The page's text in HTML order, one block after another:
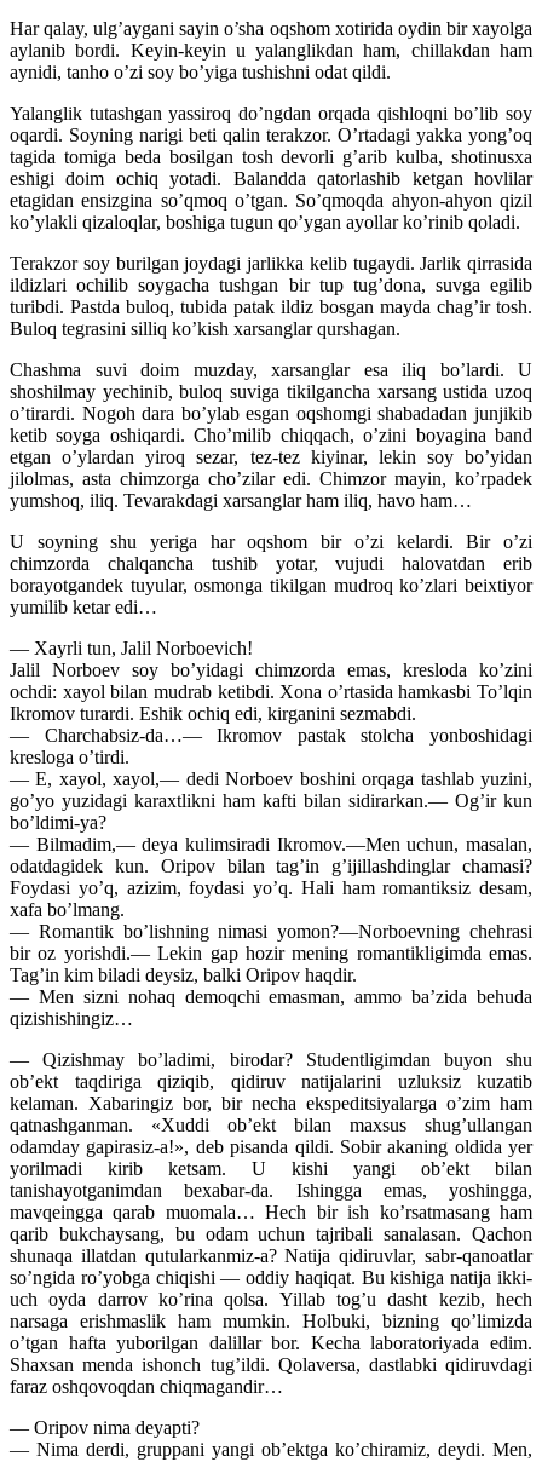
Har qalay, ulg’aygani sayin o’sha oqshom xotirida oydin bir xayolga
aylanib bordi. Keyin-keyin u yalanglikdan ham, chillakdan ham
aynidi, tanho o’zi soy bo’yiga tushishni odat qildi.
Yalanglik tutashgan yassiroq do’ngdan orqada qishloqni bo’lib soy
oqardi. Soyning narigi beti qalin terakzor. O’rtadagi yakka yong’oq
tagida tomiga beda bosilgan tosh devorli g’arib kulba, shotinusxa
eshigi doim ochiq yotadi. Balandda qatorlashib ketgan hovlilar
etagidan ensizgina so’qmoq o’tgan. So’qmoqda ahyon-ahyon qizil
ko’ylakli qizaloqlar, boshiga tugun qo’ygan ayollar ko’rinib qoladi.
Terakzor soy burilgan joydagi jarlikka kelib tugaydi. Jarlik qirrasida
ildizlari ochilib soygacha tushgan bir tup tug’dona, suvga egilib
turibdi. Pastda buloq, tubida patak ildiz bosgan mayda chag’ir tosh.
Buloq tegrasini silliq ko’kish xarsanglar qurshagan.
Chashma suvi doim muzday, xarsanglar esa iliq bo’lardi. U
shoshilmay yechinib, buloq suviga tikilgancha xarsang ustida uzoq
o’tirardi. Nogoh dara bo’ylab esgan oqshomgi shabadadan junjikib
ketib soyga oshiqardi. Cho’milib chiqqach, o’zini boyagina band
etgan o’ylardan yiroq sezar, tez-tez kiyinar, lekin soy bo’yidan
jilolmas, asta chimzorga cho’zilar edi. Chimzor mayin, ko’rpadek
yumshoq, iliq. Tevarakdagi xarsanglar ham iliq, havo ham…
U soyning shu yeriga har oqshom bir o’zi kelardi. Bir o’zi
chimzorda chalqancha tushib yotar, vujudi halovatdan erib
borayotgandek tuyular, osmonga tikilgan mudroq ko’zlari beixtiyor
yumilib ketar edi…
— Xayrli tun, Jalil Norboevich!
Jalil Norboev soy bo’yidagi chimzorda emas, kresloda ko’zini
ochdi: xayol bilan mudrab ketibdi. Xona o’rtasida hamkasbi To’lqin
Ikromov turardi. Eshik ochiq edi, kirganini sezmabdi.
— Charchabsiz-da…— Ikromov pastak stolcha yonboshidagi
kresloga o’tirdi.
— E, xayol, xayol,— dedi Norboev boshini orqaga tashlab yuzini,
go’yo yuzidagi karaxtlikni ham kafti bilan sidirarkan.— Og’ir kun
bo’ldimi-ya?
— Bilmadim,— deya kulimsiradi Ikromov.—Men uchun, masalan,
odatdagidek kun. Oripov bilan tag’in g’ijillashdinglar chamasi?
Foydasi yo’q, azizim, foydasi yo’q. Hali ham romantiksiz desam,
xafa bo’lmang.
— Romantik bo’lishning nimasi yomon?—Norboevning chehrasi
bir oz yorishdi.— Lekin gap hozir mening romantikligimda emas.
Tag’in kim biladi deysiz, balki Oripov haqdir.
— Men sizni nohaq demoqchi emasman, ammo ba’zida behuda
qizishishingiz…
— Qizishmay bo’ladimi, birodar? Studentligimdan buyon shu
ob’ekt taqdiriga qiziqib, qidiruv natijalarini uzluksiz kuzatib
kelaman. Xabaringiz bor, bir necha ekspeditsiyalarga o’zim ham
qatnashganman. «Xuddi ob’ekt bilan maxsus shug’ullangan
odamday gapirasiz-a!», deb pisanda qildi. Sobir akaning oldida yer
yorilmadi kirib ketsam. U kishi yangi ob’ekt bilan
tanishayotganimdan bexabar-da. Ishingga emas, yoshingga,
mavqeingga qarab muomala… Hech bir ish ko’rsatmasang ham
qarib bukchaysang, bu odam uchun tajribali sanalasan. Qachon
shunaqa illatdan qutularkanmiz-a? Natija qidiruvlar, sabr-qanoatlar
so’ngida ro’yobga chiqishi — oddiy haqiqat. Bu kishiga natija ikki-
uch oyda darrov ko’rina qolsa. Yillab tog’u dasht kezib, hech
narsaga erishmaslik ham mumkin. Holbuki, bizning qo’limizda
o’tgan hafta yuborilgan dalillar bor. Kecha laboratoriyada edim.
Shaxsan menda ishonch tug’ildi. Qolaversa, dastlabki qidiruvdagi
faraz oshqovoqdan chiqmagandir…
— Oripov nima deyapti?
— Nima derdi, gruppani yangi ob’ektga ko’chiramiz, deydi. Men,